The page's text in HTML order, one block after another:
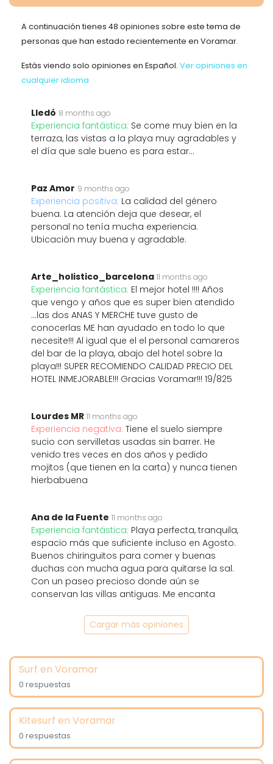
A continuación tienes 48 opiniones sobre este tema de
personas que han estado recientemente en Voramar.
Estás viendo solo opiniones en Español. Ver opiniones en
cualquier idioma
Lledó 8 months ago
Experiencia fantástica: Se come muy bien en la
terraza, las vistas a la playa muy agradables y
el día que sale bueno es para estar…
Paz Amor 9 months ago
Experiencia positiva: La calidad del género
buena. La atención deja que desear, el
personal no tenía mucha experiencia.
Ubicación muy buena y agradable.
Arte_holistico_barcelona 11 months ago
Experiencia fantástica: El mejor hotel !!!! Años
que vengo y años que es super bien atendido
…las dos ANAS Y MERCHE tuve gusto de
conocerlas ME han ayudado en todo lo que
necesite!!! Al igual que el el personal camareros
del bar de la playa, abajo del hotel sobre la
playa!!! SUPER RECOMIENDO CALIDAD PRECIO DEL
HOTEL INMEJORABLE!!! Gracias Voramar!!! 19/825
Lourdes MR 11 months ago
Experiencia negativa: Tiene el suelo siempre
sucio con servilletas usadas sin barrer. He
venido tres veces en dos años y pedido
mojitos (que tienen en la carta) y nunca tienen
hierbabuena
Ana de la Fuente 11 months ago
Experiencia fantástica: Playa perfecta, tranquila,
espacio más que suficiente incluso en Agosto.
Buenos chiringuitos para comer y buenas
duchas con mucha agua para quitarse la sal.
Con un paseo precioso donde aún se
conservan las villas antiguas. Me encanta
Cargar más opiniones
Surf en Voramar
0 respuestas
Kitesurf en Voramar
0 respuestas